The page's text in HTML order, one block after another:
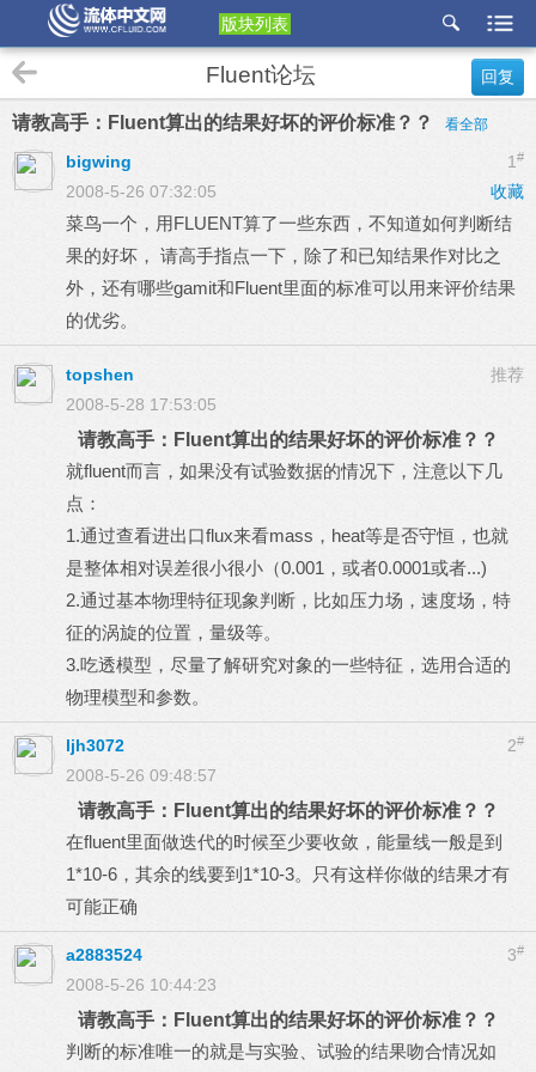
版块列表
etu
p
回复
Fluent论坛
请教高手：Fluent算出的结果好坏的评价标准？？ 看全部
1 #
bigwing
收藏
2008-5-26 07:32:05
菜鸟一个，用FLUENT算了一些东西，不知道如何判断结
果的好坏， 请高手指点一下，除了和已知结果作对比之
外，还有哪些gamit和Fluent里面的标准可以用来评价结果
的优劣。
推荐
topshen
2008-5-28 17:53:05
请教高手：Fluent算出的结果好坏的评价标准？？
就fluent而言，如果没有试验数据的情况下，注意以下几
点：
1.通过查看进出口flux来看mass，heat等是否守恒，也就
是整体相对误差很小很小（0.001，或者0.0001或者...)
2.通过基本物理特征现象判断，比如压力场，速度场，特
征的涡旋的位置，量级等。
3.吃透模型，尽量了解研究对象的一些特征，选用合适的
物理模型和参数。
2#
ljh3072
2008-5-26 09:48:57
请教高手：Fluent算出的结果好坏的评价标准？？
在fluent里面做迭代的时候至少要收敛，能量线一般是到
1*10-6，其余的线要到1*10-3。只有这样你做的结果才有
可能正确
3#
a2883524
2008-5-26 10:44:23
请教高手：Fluent算出的结果好坏的评价标准？？
判断的标准唯一的就是与实验、试验的结果吻合情况如